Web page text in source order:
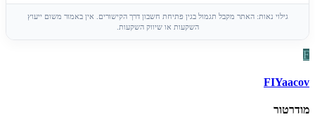
גילוי נאות: האתר מקבל תגמול בגין פתיחת חשבון דרך הקישורים. אין באמור משום ייעוץ
השקעות או שיווק השקעות.
F
FIYaacov
מודרטור